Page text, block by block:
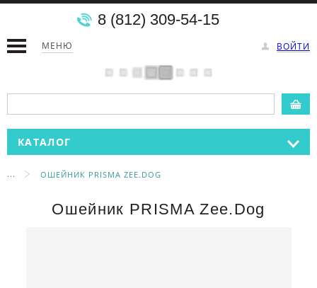
МЕНЮ ВОЙТИ
8 (812) 309-54-15
КАТАЛОГ
... ОШЕЙНИК PRISMA ZEE.DOG
Ошейник PRISMA Zee.Dog